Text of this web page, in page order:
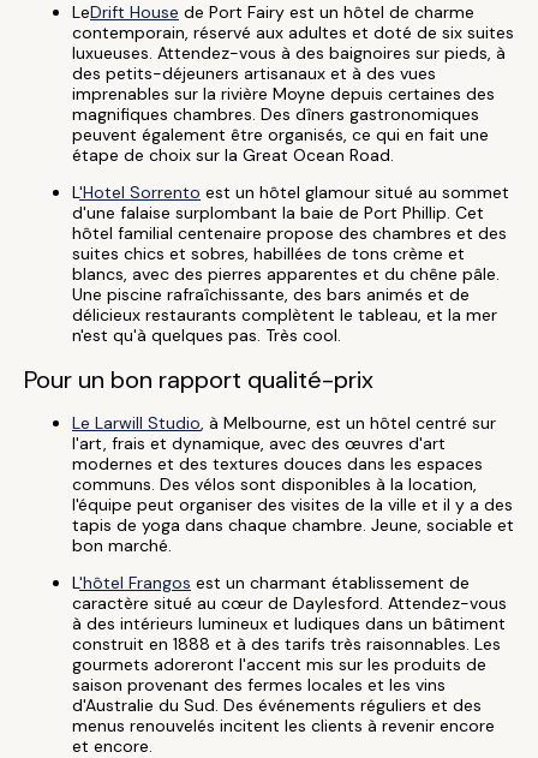
LeDrift House de Port Fairy est un hôtel de charme
contemporain, réservé aux adultes et doté de six suites
luxueuses. Attendez-vous à des baignoires sur pieds, à
des petits-déjeuners artisanaux et à des vues
imprenables sur la rivière Moyne depuis certaines des
magnifiques chambres. Des dîners gastronomiques
peuvent également être organisés, ce qui en fait une
étape de choix sur la Great Ocean Road.
L'Hotel Sorrento est un hôtel glamour situé au sommet
d'une falaise surplombant la baie de Port Phillip. Cet
hôtel familial centenaire propose des chambres et des
suites chics et sobres, habillées de tons crème et
blancs, avec des pierres apparentes et du chêne pâle.
Une piscine rafraîchissante, des bars animés et de
délicieux restaurants complètent le tableau, et la mer
n'est qu'à quelques pas. Très cool.
Pour un bon rapport qualité-prix
Le Larwill Studio, à Melbourne, est un hôtel centré sur
l'art, frais et dynamique, avec des œuvres d'art
modernes et des textures douces dans les espaces
communs. Des vélos sont disponibles à la location,
l'équipe peut organiser des visites de la ville et il y a des
tapis de yoga dans chaque chambre. Jeune, sociable et
bon marché.
L'hôtel Frangos est un charmant établissement de
caractère situé au cœur de Daylesford. Attendez-vous
à des intérieurs lumineux et ludiques dans un bâtiment
construit en 1888 et à des tarifs très raisonnables. Les
gourmets adoreront l'accent mis sur les produits de
saison provenant des fermes locales et les vins
d'Australie du Sud. Des événements réguliers et des
menus renouvelés incitent les clients à revenir encore
et encore.